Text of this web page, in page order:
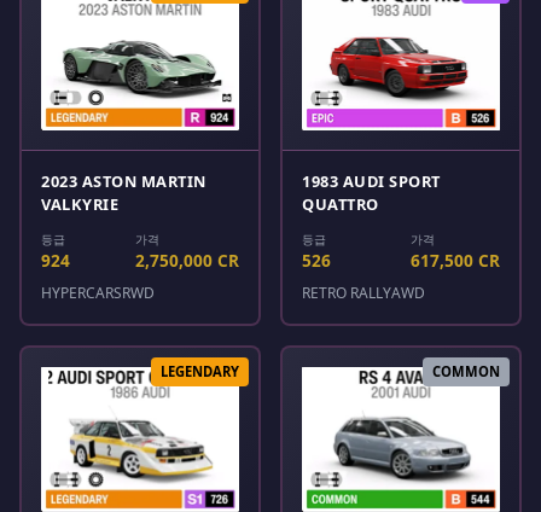
2023 ASTON MARTIN
VALKYRIE
등급
924
가격
2,750,000 CR
HYPERCARSRWD
1983 AUDI SPORT
QUATTRO
등급
526
가격
617,500 CR
RETRO RALLYAWD
LEGENDARY COMMON